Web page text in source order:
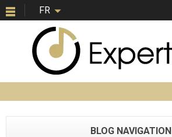
FR
BLOG NAVIGATION